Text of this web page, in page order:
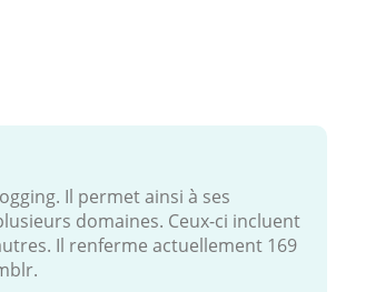
Il permet ainsi à ses
domaines. Ceux-ci incluent
Il renferme actuellement 169